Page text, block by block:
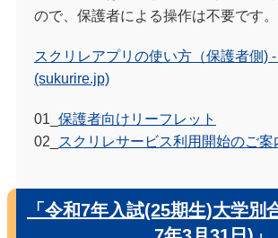
ので、保護者による操作は不要です。
スクリレアプリの使い方（保護者側)
(sukurire.jp)
01_ 保護者向けリーフレット
02_
スクリレサービス利用開始のご案
「令和7年入試(25期生)大学別